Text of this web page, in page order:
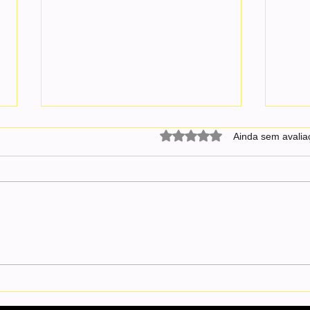
Avaliado com 0 de 5
Ainda sem